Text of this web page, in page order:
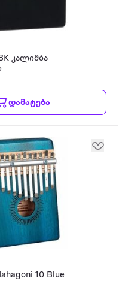
კალიმბა
დამატება
10 Blue